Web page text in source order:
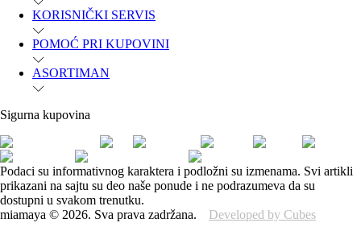
KORISNIČKI SERVIS
POMOĆ PRI KUPOVINI
ASORTIMAN
Sigurna kupovina
Podaci su informativnog karaktera i podložni su izmenama. Svi artikli
prikazani na sajtu su deo naše ponude i ne podrazumeva da su
dostupni u svakom trenutku.
miamaya © 2026. Sva prava zadržana. Developed by Cubes